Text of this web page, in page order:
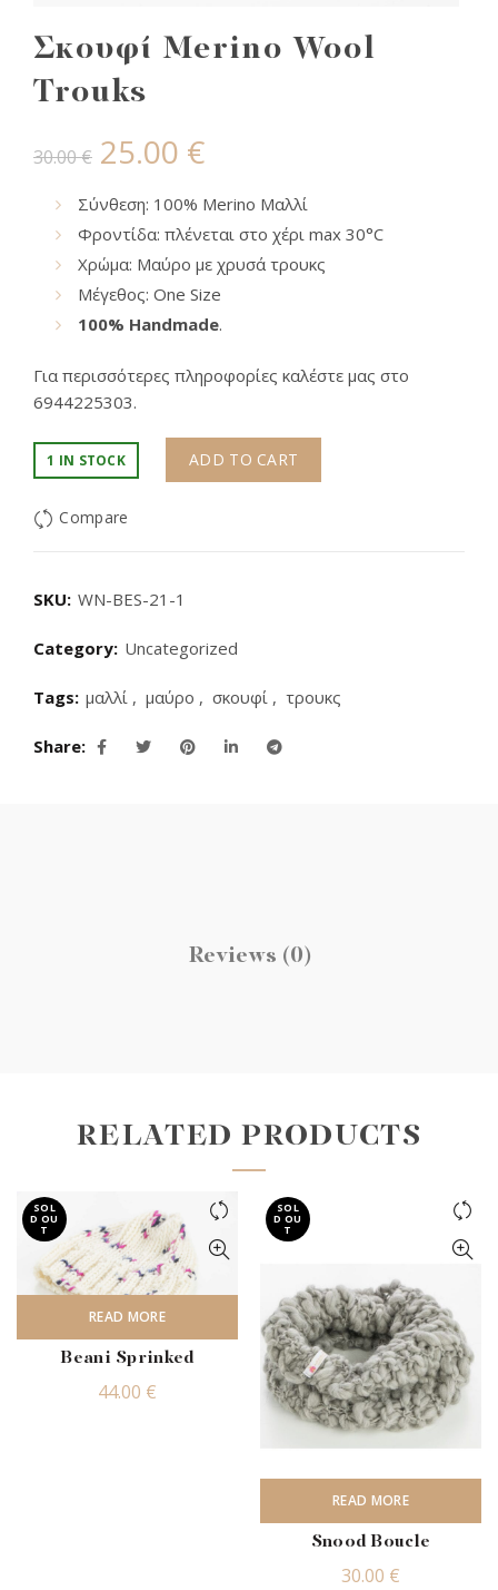
Σκουφί Merino Wool
Trouks
30.00€ Original
price
was:
30.00 €.
25.00 €Current
price
is:
25.00 €.
Σύνθεση: 100% Merino Μαλλί
Φροντίδα: πλένεται στο χέρι max 30°C
Χρώμα: Μαύρο με χρυσά τρουκς
Μέγεθος: One Size
100% Handmade.
Για περισσότερες πληροφορίες καλέστε μας στο
6944225303.
1 IN STOCK ADD TO CART
Compare
SKU: WN-BES-21-1
Category: Uncategorized
Tags: μαλλί , μαύρο , σκουφί , τρουκς
Share
Reviews (0)
RELATED PRODUCTS
SOL
D OU
T
READ MORE
Beani Sprinked
44.00 €
SOL
D OU
T
READ MORE
Snood Boucle
30.00 €